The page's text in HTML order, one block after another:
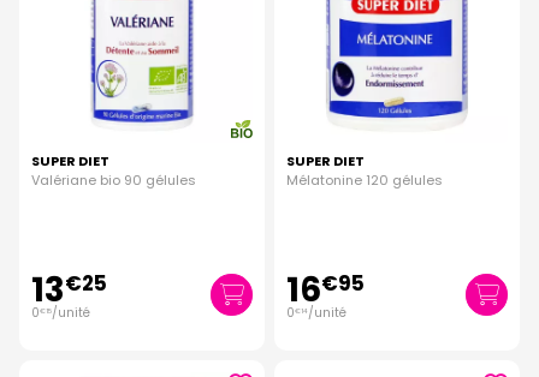
SUPER DIET
Valériane bio 90 gélules
13€25
0€ 15/unité
SUPER DIET
Mélatonine 120 gélules
16€95
0€ 14 /unité